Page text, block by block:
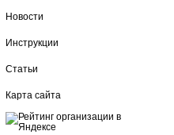
Новости
Инструкции
Статьи
Карта сайта